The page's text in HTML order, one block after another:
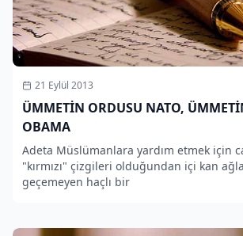
21 Eylül 2013
ÜMMETİN ORDUSU NATO,
OBAMA
Adeta Müslümanlara yardım etmek için
"kırmızı" çizgileri olduğundan içi kan
geçemeyen haçlı bir